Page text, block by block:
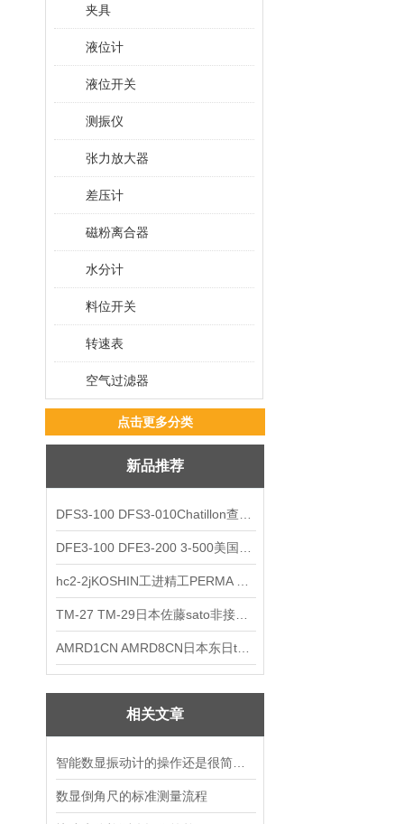
夹具
液位计
液位开关
测振仪
张力放大器
差压计
磁粉离合器
水分计
料位开关
转速表
空气过滤器
点击更多分类
新品推荐
相关文章
数显倒角尺的标准测量流程